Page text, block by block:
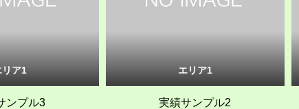
リア1
ンプル3
エリア1
実績サンプル2